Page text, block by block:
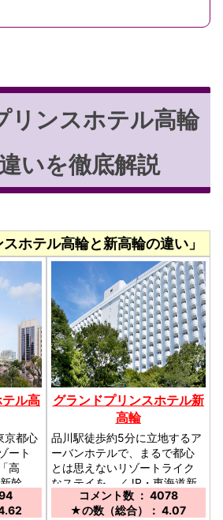
リンスホテル高輪
いを徹底解説
スホテル高輪と新高輪の違い」
ル高
京都心
ート
高
幹
歩約
駅か
グランドプリンスホテル新
高輪
品川駅徒歩約5分に立地するア
ーバンホテルで、まるで都心
とは思えないリゾートライク
なステイを。／JR・東海道新
幹線・京急線品川駅から徒歩
約５分／都営浅草線高輪台駅
コメント数 ： 4078
★の数（総合）： 4.07